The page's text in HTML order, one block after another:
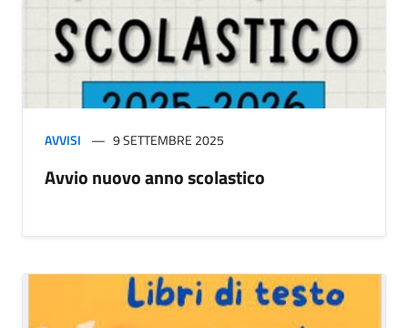
AVVISI 9 SETTEMBRE 2025
Avvio nuovo anno scolastico